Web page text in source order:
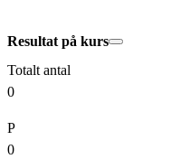
Resultat på kurs
Totalt antal
0
P
0